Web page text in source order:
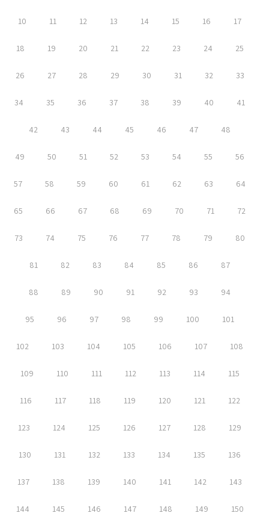
10 11 12 13 14 15 16 17
18 19 20 21 22 23 24 25
26 27 28 29 30 31 32 33
34 35 36 37 38 39 40 41
42 43 44 45 46 47 48
49 50 51 52 53 54 55 56
57 58 59 60 61 62 63 64
65 66 67 68 69 70 71 72
73 74 75 76 77 78 79 80
81 82 83 84 85 86 87
88 89 90 91 92 93 94
95 96 97 98 99 100 101
102 103 104 105 106 107 108
109 110 111 112 113 114 115
116 117 118 119 120 121 122
123 124 125 126 127 128 129
130 131 132 133 134 135 136
137 138 139 140 141 142 143
144 145 146 147 148 149 150